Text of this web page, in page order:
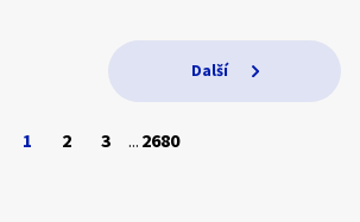
1 2 3 ... 2680
Další